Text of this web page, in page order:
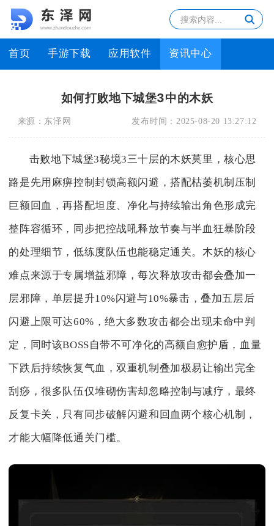
首页 手游下载 应用软件 资讯中心
如何打败地下城堡3中的木妖
来源： 东泽网 发布时间： 2025-08-20 13:27:12
击败地下城堡3秘境3三十层的木妖莫里，核心思
路是先用麻痹控制封锁高额闪避，搭配枯萎机制压制
巨额回血，再搭配坦度、净化与持续输出角色形成完
整阵容循环，同步把控战吼释放节奏与半血狂暴阶段
的处理细节，低练度队伍也能稳定通关。木妖的核心
难点来源于专属增益邪障，每次释放攻击都会叠加一
层邪障，单层提升10%闪避与10%暴击，叠加五层后
闪避上限可达60%，绝大多数攻击都会出现未命中判
定，同时该BOSS自带不可净化的高额自愈护盾，血量
下跌后持续恢复气血，双重机制叠加极易让输出完全
刮痧，很多队伍仅堆砌伤害却忽略控制与减疗，最终
反复卡关，只有同步破解闪避和回血两个核心机制，
才能大幅降低通关门槛。